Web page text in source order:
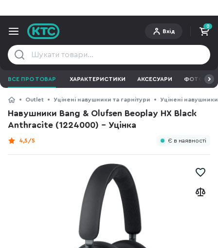
Вхід
0
ВСЕ ПРО ТОВАР ХАРАКТЕРИСТИКИ АКСЕСУАРИ ФОТО ТА
Outlet Уцінені навушники та гарнітури Уцінені
Навушники Bang & Olufsen Beoplay HX Black
Anthracite (1224000) - Уцінка
4,5/5 Є в наявності